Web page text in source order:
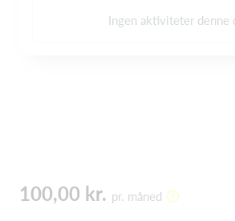
Ingen aktiviteter denne
100,00 kr. pr. måned